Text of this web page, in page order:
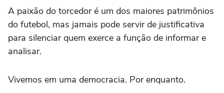
A paixão do torcedor é um dos maiores patrimônios
do futebol, mas jamais pode servir de justificativa
para silenciar quem exerce a função de informar e
analisar.
Vivemos em uma democracia. Por enquanto.